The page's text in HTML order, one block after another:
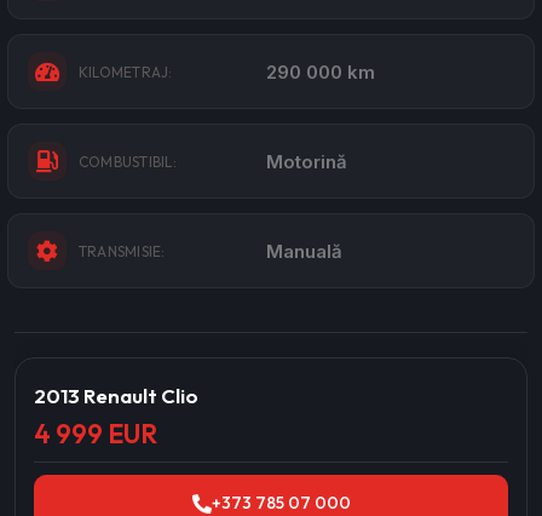
KILOMETRAJ: 290 000 km
COMBUSTIBIL: Motorină
TRANSMISIE: Manuală
2013 Renault Clio
4 999 EUR
+373 785 07 000